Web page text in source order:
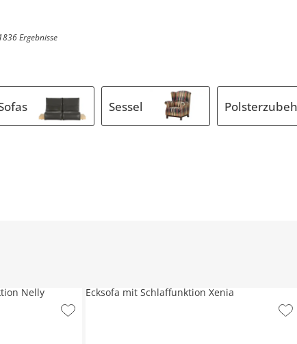
1836 Ergebnisse
Sessel
Nelly Ecksofa mit Schlaffunktion Xenia